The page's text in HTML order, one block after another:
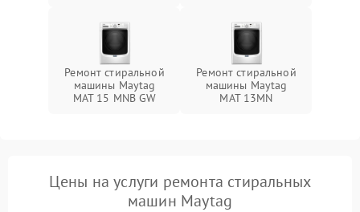
Ремонт стиральной
машины Maytag
MAT 15 MNB GW
Ремонт стиральной
машины Maytag
MAT 13MN
Цены на услуги ремонта стиральных
машин Maytag